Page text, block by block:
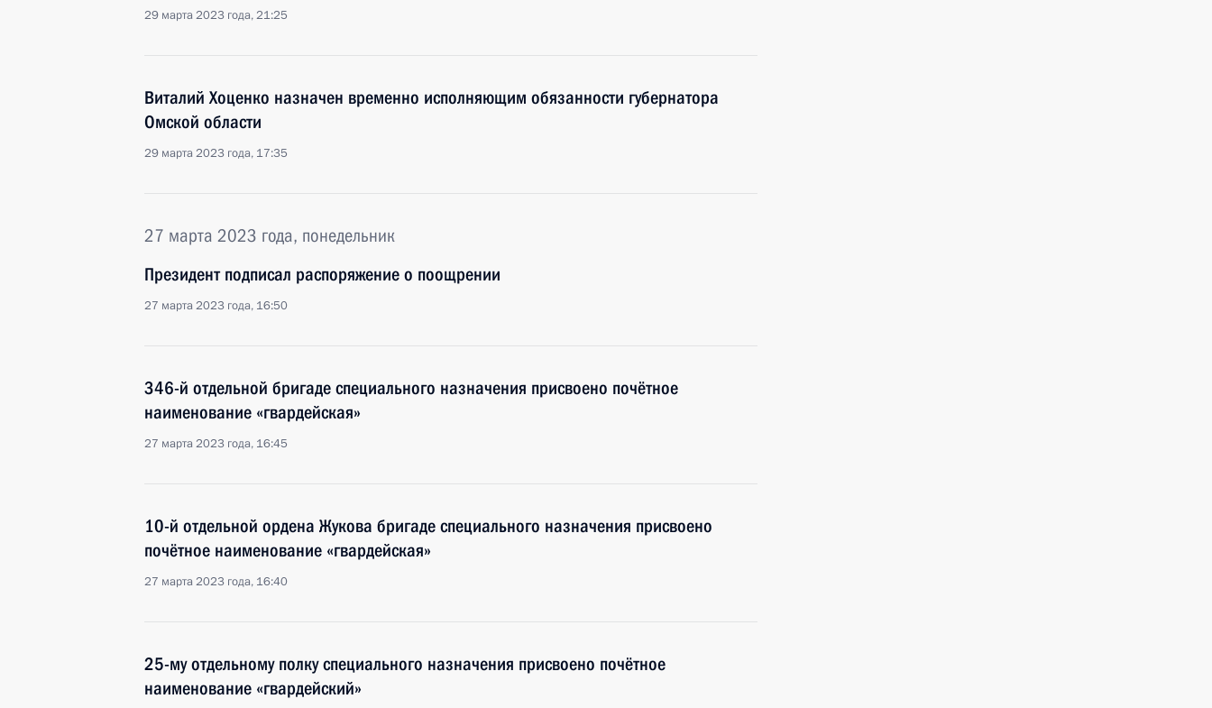
29 марта 2023 года, 21:25
Виталий Хоценко назначен временно исполняющим обязанности губернатора
Омской области
29 марта 2023 года, 17:35
27 марта 2023 года, понедельник
Президент подписал распоряжение о поощрении
27 марта 2023 года, 16:50
346-й отдельной бригаде специального назначения присвоено почётное
наименование «гвардейская»
27 марта 2023 года, 16:45
10-й отдельной ордена Жукова бригаде специального назначения присвоено
почётное наименование «гвардейская»
27 марта 2023 года, 16:40
25-му отдельному полку специального назначения присвоено почётное
наименование «гвардейский»